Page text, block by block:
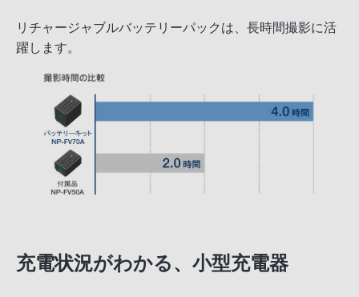
リチャージャブルバッテリーパックは、長時間撮影に活
躍します。
充電状況がわかる、小型充電器